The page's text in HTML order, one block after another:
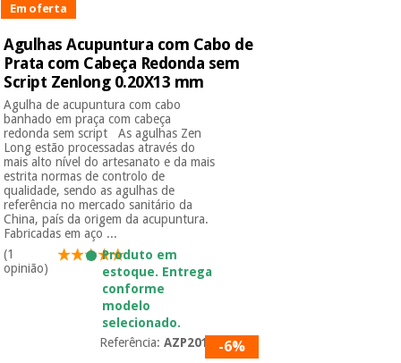
Em oferta
Agulhas Acupuntura com Cabo de
Prata com Cabeça Redonda sem
Script Zenlong 0.20X13 mm
Agulha de acupuntura com cabo
banhado em praça com cabeça
redonda sem script As agulhas Zen
Long estão processadas através do
mais alto nível do artesanato e da mais
estrita normas de controlo de
qualidade, sendo as agulhas de
referência no mercado sanitário da
China, país da origem da acupuntura.
Fabricadas em aço ...
(1
opinião)
Produto em
estoque. Entrega
conforme
modelo
selecionado.
Referência:AZP2013 -6%